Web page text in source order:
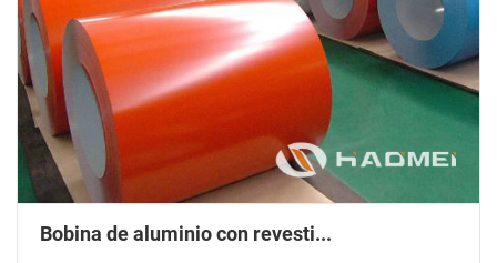
Bobina de aluminio con revesti...